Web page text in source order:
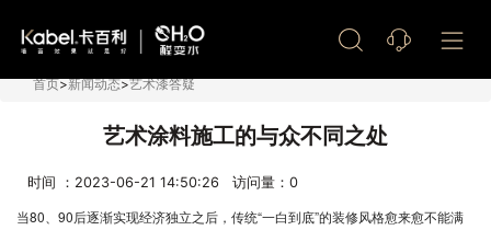
首页>新闻动态>艺术漆答疑
艺术涂料施工的与众不同之处
时间 ：2023-06-21 14:50:26 访问量： 0
当80、90后逐渐实现经济独立之后，传统“一白到底”的装修风格愈来愈不能满